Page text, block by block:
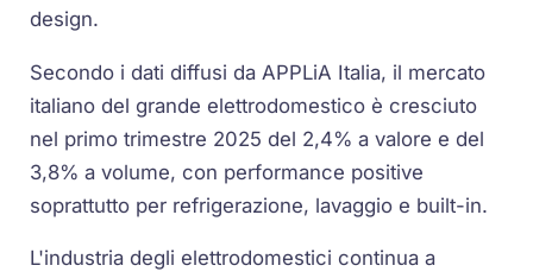
design.
Secondo i dati diffusi da APPLiA Italia, il mercato
italiano del grande elettrodomestico è cresciuto
nel primo trimestre 2025 del 2,4% a valore e del
3,8% a volume, con performance positive
soprattutto per refrigerazione, lavaggio e built-in.
L'industria degli elettrodomestici continua a